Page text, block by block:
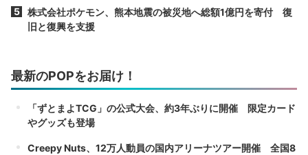
株式会社ポケモン、熊本地震の被災地へ総額1億円を寄付 復
旧と復興を支援
最新のPOPをお届け！
「ずとまよTCG」の公式大会、約3年ぶりに開催 限定カード
やグッズも登場
Creepy Nuts、12万人動員の国内アリーナツアー開催 全国8